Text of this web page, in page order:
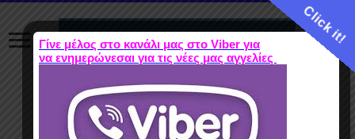
Click it!
Γίνε μέλος στο κανάλι μας στο Viber για
να ενημερώνεσαι για τις νέες μας αγγελίες